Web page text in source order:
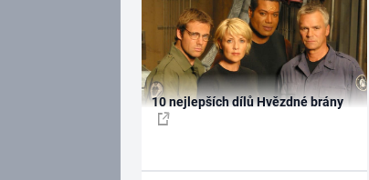
10 nejlepších dílů Hvězdné brány